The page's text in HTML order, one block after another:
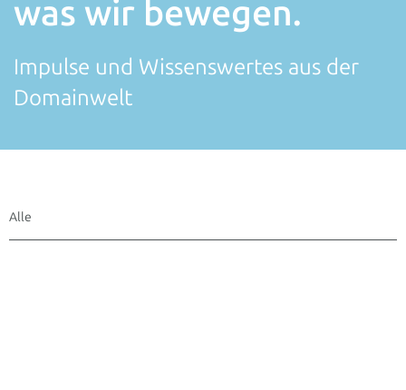
was wir bewegen.
Impulse und Wissenswertes aus der
Domainwelt